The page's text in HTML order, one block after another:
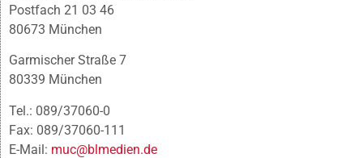
Postfach 21 03 46
80673 München
Garmischer Straße 7
80339 München
Tel.: 089/37060-0
Fax: 089/37060-111
E-Mail: muc@blmedien.de